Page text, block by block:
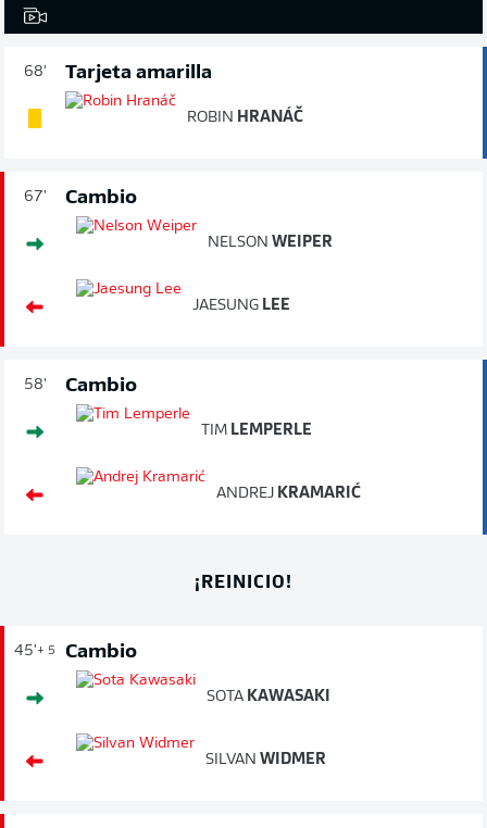
68' Tarjeta amarilla
ROBIN HRANÁČ
67' Cambio
NELSON WEIPER
JAESUNG LEE
58' Cambio
TIM LEMPERLE
ANDREJ KRAMARIĆ
¡REINICIO!
45'+ 5 Cambio
SOTA KAWASAKI
SILVAN WIDMER